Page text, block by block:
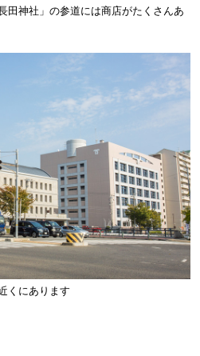
田神社」の参道には商店がたくさんあ
くにあります